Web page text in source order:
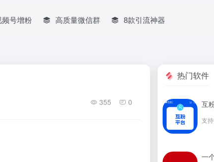
频号增粉 高质量微信群 8款引流神器
355 0
热门软件